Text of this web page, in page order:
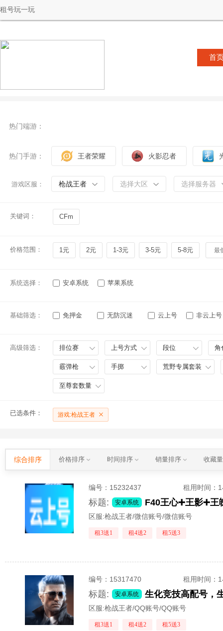
租号玩一玩
首
热门端游：
热门手游： 王者荣耀 火影忍者
游戏区服： 枪战王者 选择大区 选择服务器
关键词： CFm
价格范围： 1元 2元 1-3元 3-5元 5-8元
系统选择： 安卓系统 苹果系统
基础筛选： 免押金 无防沉迷 云上号 非云上号
高级筛选： 排位赛 上号方式 段位 角
霰弹枪 手掷 荒野专属套装
至尊套数量
已选条件： 游戏:枪战王者
综合排序 价格排序 时间排序 销量排序 收藏
编号： 15232437 租用时间 ：
标题: 安卓系统
区服:枪战王者/微信账号/微信账号
租3送1 租4送2 租5送3
编号： 15317470 租用时间 ：
标题: 安卓系统 生化竞技高配号，
区服:枪战王者/QQ账号/QQ账号
租3送1 租4送2 租5送3